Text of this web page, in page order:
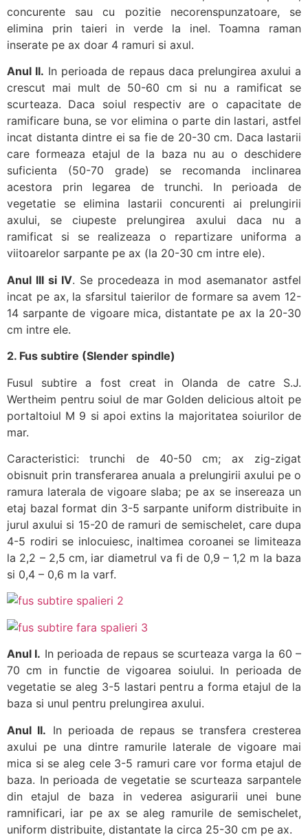
concurente sau cu pozitie necorenspunzatoare, se
elimina prin taieri in verde la inel. Toamna raman
inserate pe ax doar 4 ramuri si axul.
Anul II. In perioada de repaus daca prelungirea axului a
crescut mai mult de 50-60 cm si nu a ramificat se
scurteaza. Daca soiul respectiv are o capacitate de
ramificare buna, se vor elimina o parte din lastari, astfel
incat distanta dintre ei sa fie de 20-30 cm. Daca lastarii
care formeaza etajul de la baza nu au o deschidere
suficienta (50-70 grade) se recomanda inclinarea
acestora prin legarea de trunchi. In perioada de
vegetatie se elimina lastarii concurenti ai prelungirii
axului, se ciupeste prelungirea axului daca nu a
ramificat si se realizeaza o repartizare uniforma a
viitoarelor sarpante pe ax (la 20-30 cm intre ele).
Anul III si IV. Se procedeaza in mod asemanator astfel
incat pe ax, la sfarsitul taierilor de formare sa avem 12-
14 sarpante de vigoare mica, distantate pe ax la 20-30
cm intre ele.
2. Fus subtire (Slender spindle)
Fusul subtire a fost creat in Olanda de catre S.J.
Wertheim pentru soiul de mar Golden delicious altoit pe
portaltoiul M 9 si apoi extins la majoritatea soiurilor de
mar.
Caracteristici: trunchi de 40-50 cm; ax zig-zigat
obisnuit prin transferarea anuala a prelungirii axului pe o
ramura laterala de vigoare slaba; pe ax se insereaza un
etaj bazal format din 3-5 sarpante uniform distribuite in
jurul axului si 15-20 de ramuri de semischelet, care dupa
4-5 rodiri se inlocuiesc, inaltimea coroanei se limiteaza
la 2,2 – 2,5 cm, iar diametrul va fi de 0,9 – 1,2 m la baza
si 0,4 – 0,6 m la varf.
Anul I. In perioada de repaus se scurteaza varga la 60 –
70 cm in functie de vigoarea soiului. In perioada de
vegetatie se aleg 3-5 lastari pentru a forma etajul de la
baza si unul pentru prelungirea axului.
Anul II. In perioada de repaus se transfera cresterea
axului pe una dintre ramurile laterale de vigoare mai
mica si se aleg cele 3-5 ramuri care vor forma etajul de
baza. In perioada de vegetatie se scurteaza sarpantele
din etajul de baza in vederea asigurarii unei bune
ramnificari, iar pe ax se aleg ramurile de semischelet,
uniform distribuite, distantate la circa 25-30 cm pe ax.